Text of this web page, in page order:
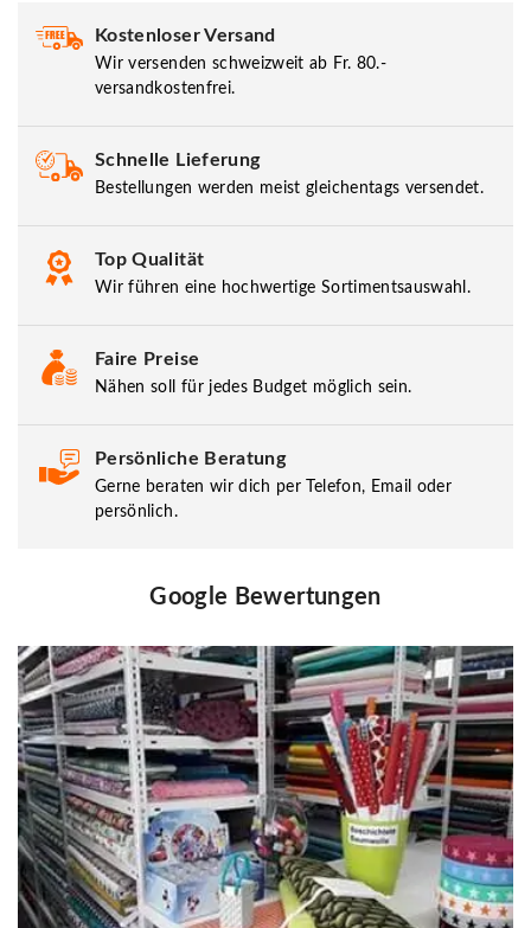
Kostenloser Versand
Wir versenden schweizweit ab Fr. 80.-
versandkostenfrei.
Schnelle Lieferung
Bestellungen werden meist gleichentags versendet.
Top Qualität
Wir führen eine hochwertige Sortimentsauswahl.
Faire Preise
Nähen soll für jedes Budget möglich sein.
Persönliche Beratung
Gerne beraten wir dich per Telefon, Email oder
persönlich.
Google Bewertungen